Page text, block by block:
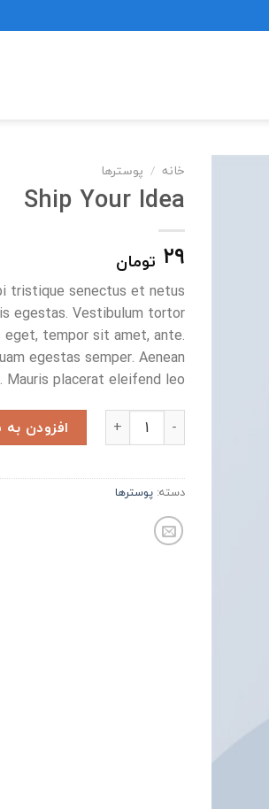
خانه / پوسترها
Ship Your Idea
۲۹ تومان
tristique senectus et netus
egestas. Vestibulum tortor
tempor sit amet, ante.
egestas semper. Aenean
placerat eleifend leo.
Ship Your Idea عدد افزودن
دسته: پوسترها